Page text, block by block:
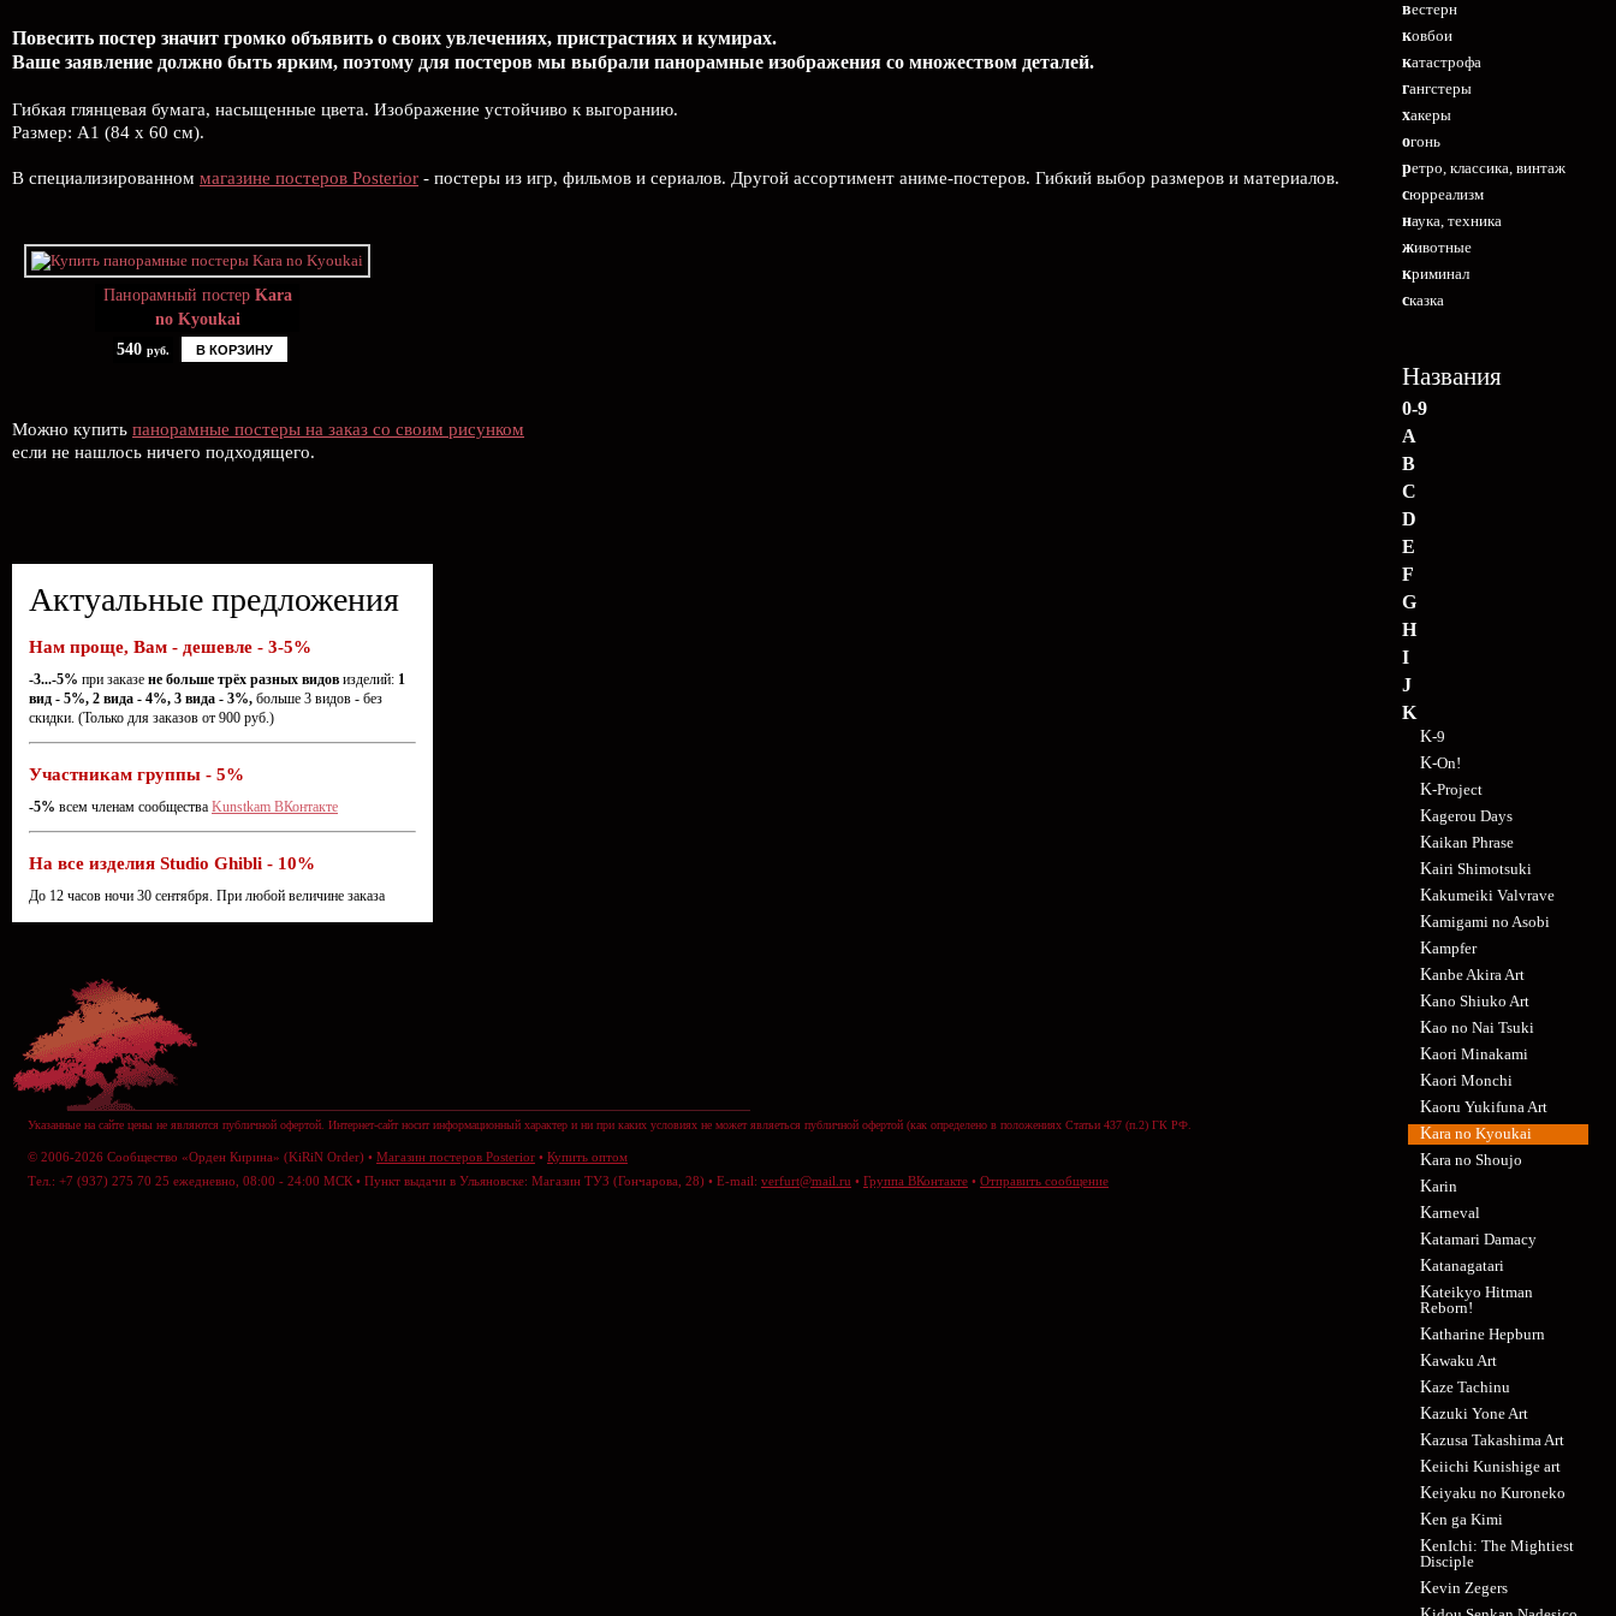
Повесить постер значит громко объявить о своих увлечениях, пристрастиях и кумирах.
Ваше заявление должно быть ярким, поэтому для постеров мы выбрали панорамные изображения со множеством деталей.
Гибкая глянцевая бумага, насыщенные цвета. Изображение устойчиво к выгоранию.
Размер: А1 (84 х 60 см).
В специализированном магазине постеров Posterior - постеры из игр, фильмов и сериалов. Другой ассортимент аниме-постеров. Гибкий выбор размеров и материалов.
Панорамный постер Kara
no Kyoukai
540 руб. В КОРЗИНУ
Можно купить панорамные постеры на заказ со своим рисунком
если не нашлось ничего подходящего.
Актуальные предложения
Нам проще, Вам - дешевле - 3-5%
-3...-5% при заказе не больше трёх разных видов изделий: 1
вид - 5%, 2 вида - 4%, 3 вида - 3%, больше 3 видов - без
скидки. (Только для заказов от 900 руб.)
Участникам группы - 5%
-5% всем членам сообщества Kunstkam ВКонтакте
На все изделия Studio Ghibli - 10%
До 12 часов ночи 30 сентября. При любой величине заказа
вестерн
ковбои
катастрофа
гангстеры
хакеры
огонь
ретро, классика, винтаж
сюрреализм
наука, техника
животные
криминал
сказка
Названия
0-9
A
B
C
D
E
F
G
H
I
J
K
K-9
K-On!
K-Project
Kagerou Days
Kaikan Phrase
Kairi Shimotsuki
Kakumeiki Valvrave
Kamigami no Asobi
Kampfer
Kanbe Akira Art
Kano Shiuko Art
Kao no Nai Tsuki
Kaori Minakami
Kaori Monchi
Kaoru Yukifuna Art
Kara no Kyoukai
Kara no Shoujo
Karin
Karneval
Katamari Damacy
Katanagatari
Kateikyo Hitman
Reborn!
Katharine Hepburn
Kawaku Art
Kaze Tachinu
Kazuki Yone Art
Kazusa Takashima Art
Keiichi Kunishige art
Keiyaku no Kuroneko
Ken ga Kimi
KenIchi: The Mightiest
Disciple
Kevin Zegers
Указанные на сайте цены не являются публичной офертой. Интернет-сайт носит информационный характер и ни при каких условиях не может являеться публичной офертой (как определено в положениях Статьи 437 (п.2) ГК РФ.
© 2006-2026 Сообщество «Орден Кирина» (KiRiN Order) • Магазин постеров Posterior • Купить оптом
Тел.: +7 (937) 275 70 25 ежедневно, 08:00 - 24:00 МСК • Пункт выдачи в Ульяновске: Магазин ТУЗ (Гончарова, 28) • E-mail: verfurt@mail.ru • Группа ВКонтакте • Отправить сообщение